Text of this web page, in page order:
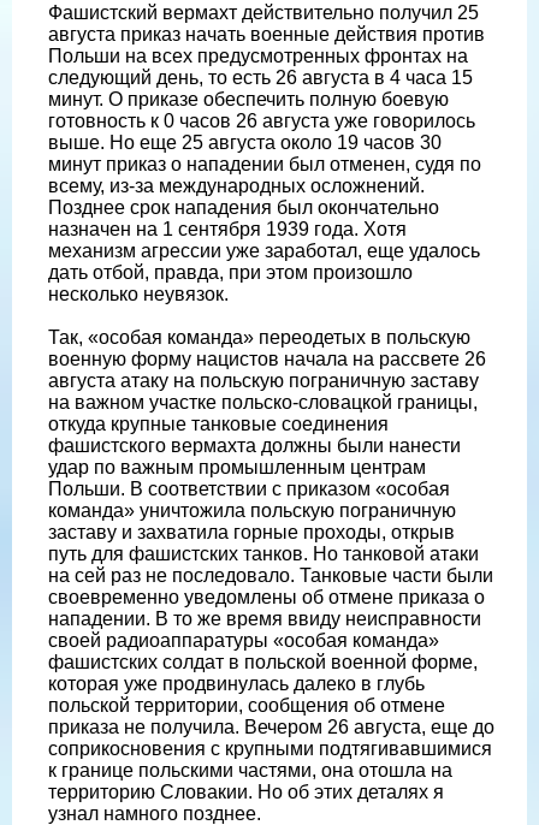
Фашистский вермахт действительно получил 25
августа приказ начать военные действия против
Польши на всех предусмотренных фронтах на
следующий день, то есть 26 августа в 4 часа 15
минут. О приказе обеспечить полную боевую
готовность к 0 часов 26 августа уже говорилось
выше. Но еще 25 августа около 19 часов 30
минут приказ о нападении был отменен, судя по
всему, из-за международных осложнений.
Позднее срок нападения был окончательно
назначен на 1 сентября 1939 года. Хотя
механизм агрессии уже заработал, еще удалось
дать отбой, правда, при этом произошло
несколько неувязок.
Так, «особая команда» переодетых в польскую
военную форму нацистов начала на рассвете 26
августа атаку на польскую пограничную заставу
на важном участке польско-словацкой границы,
откуда крупные танковые соединения
фашистского вермахта должны были нанести
удар по важным промышленным центрам
Польши. В соответствии с приказом «особая
команда» уничтожила польскую пограничную
заставу и захватила горные проходы, открыв
путь для фашистских танков. Но танковой атаки
на сей раз не последовало. Танковые части были
своевременно уведомлены об отмене приказа о
нападении. В то же время ввиду неисправности
своей радиоаппаратуры «особая команда»
фашистских солдат в польской военной форме,
которая уже продвинулась далеко в глубь
польской территории, сообщения об отмене
приказа не получила. Вечером 26 августа, еще до
соприкосновения с крупными подтягивавшимися
к границе польскими частями, она отошла на
территорию Словакии. Но об этих деталях я
узнал намного позднее.